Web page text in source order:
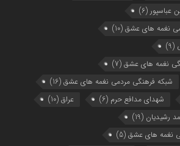
عباسپور (6)
نغمه های عشق (10)
(9)
نغمه های عشق (7)
شبکه فرهنگی مردمی نغمه های عشق (16)
شهدای مدافع حرم (6) عراق (10)
رشیدیان (19)
نغمه های عشق (5)